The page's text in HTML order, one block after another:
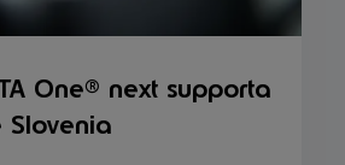
One® next supporta
Slovenia